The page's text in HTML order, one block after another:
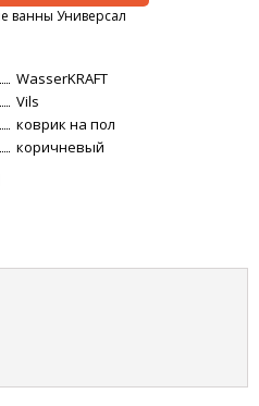
ванны Универсал
WasserKRAFT
Vils
коврик на пол
коричневый